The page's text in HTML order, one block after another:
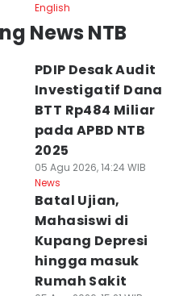
English
News NTB
PDIP Desak Audit
Investigatif Dana
BTT Rp484 Miliar
pada APBD NTB
2025
05 Agu 2026, 14:24 WIB
News
Batal Ujian,
Mahasiswi di
Kupang Depresi
hingga masuk
Rumah Sakit